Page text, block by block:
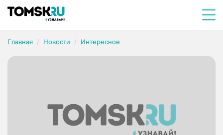
Главная Новости Интересное